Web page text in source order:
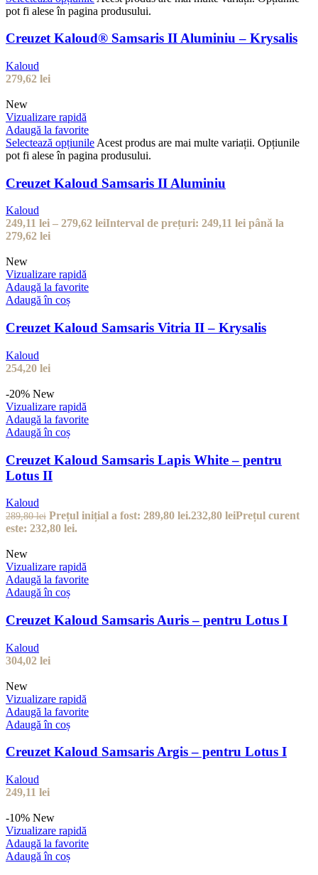
pot fi alese în pagina produsului.
Creuzet Kaloud® Samsaris II Aluminiu – Krysalis
Kaloud
279,62 lei
New
Vizualizare rapidă
Adaugă la favorite
Selectează opțiunile Acest produs are mai multe variații. Opțiunile
pot fi alese în pagina produsului.
Creuzet Kaloud Samsaris II Aluminiu
Kaloud
249,11 lei – 279,62 leiInterval de prețuri: 249,11 lei până la
279,62 lei
New
Vizualizare rapidă
Adaugă la favorite
Adaugă în coș
Creuzet Kaloud Samsaris Vitria II – Krysalis
Kaloud
254,20 lei
-20% New
Vizualizare rapidă
Adaugă la favorite
Adaugă în coș
Creuzet Kaloud Samsaris Lapis White – pentru
Lotus II
Kaloud
289,80lei Prețul inițial a fost: 289,80 lei.232,80 leiPrețul curent
este: 232,80 lei.
New
Vizualizare rapidă
Adaugă la favorite
Adaugă în coș
Creuzet Kaloud Samsaris Auris – pentru Lotus I
Kaloud
304,02 lei
New
Vizualizare rapidă
Adaugă la favorite
Adaugă în coș
Creuzet Kaloud Samsaris Argis – pentru Lotus I
Kaloud
249,11 lei
-10% New
Vizualizare rapidă
Adaugă la favorite
Adaugă în coș